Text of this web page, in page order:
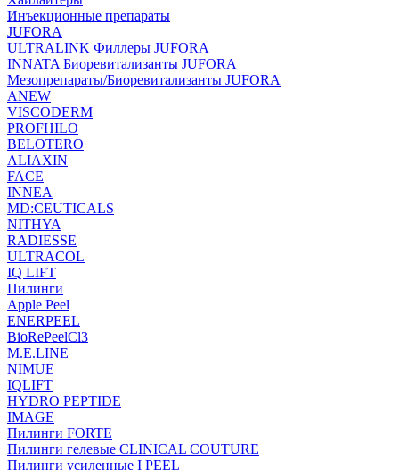
Инъекционные препараты
JUFORA
ULTRALINK Филлеры JUFORA
INNATA Биоревитализанты JUFORA
Мезопрепараты/Биоревитализанты JUFORA
ANEW
VISCODERM
PROFHILO
BELOTERO
ALIAXIN
FACE
INNEA
MD:CEUTICALS
NITHYA
RADIESSE
ULTRACOL
IQ LIFT
Пилинги
Apple Peel
ENERPEEL
BioRePeelCl3
M.E.LINE
NIMUE
IQLIFT
HYDRO PEPTIDE
IMAGE
Пилинги FORTE
Пилинги гелевые CLINICAL COUTURE
Пилинги усиленные I PEEL